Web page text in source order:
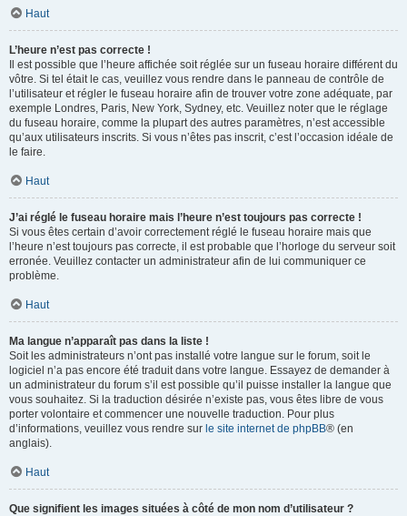
Haut
L’heure n’est pas correcte !
Il est possible que l’heure affichée soit réglée sur un fuseau horaire différent du
vôtre. Si tel était le cas, veuillez vous rendre dans le panneau de contrôle de
l’utilisateur et régler le fuseau horaire afin de trouver votre zone adéquate, par
exemple Londres, Paris, New York, Sydney, etc. Veuillez noter que le réglage
du fuseau horaire, comme la plupart des autres paramètres, n’est accessible
qu’aux utilisateurs inscrits. Si vous n’êtes pas inscrit, c’est l’occasion idéale de
le faire.
Haut
J’ai réglé le fuseau horaire mais l’heure n’est toujours pas correcte !
Si vous êtes certain d’avoir correctement réglé le fuseau horaire mais que
l’heure n’est toujours pas correcte, il est probable que l’horloge du serveur soit
erronée. Veuillez contacter un administrateur afin de lui communiquer ce
problème.
Haut
Ma langue n’apparaît pas dans la liste !
Soit les administrateurs n’ont pas installé votre langue sur le forum, soit le
logiciel n’a pas encore été traduit dans votre langue. Essayez de demander à
un administrateur du forum s’il est possible qu’il puisse installer la langue que
vous souhaitez. Si la traduction désirée n’existe pas, vous êtes libre de vous
porter volontaire et commencer une nouvelle traduction. Pour plus
d’informations, veuillez vous rendre sur le site internet de phpBB® (en
anglais).
Haut
Que signifient les images situées à côté de mon nom d’utilisateur ?